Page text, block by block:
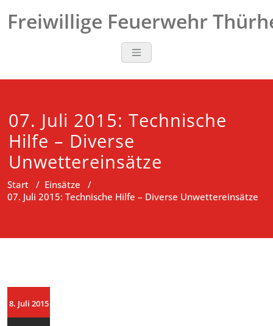
Inhalt
Freiwillige Feuerwehr
07. Juli 2015: Technische
Hilfe – Diverse
Unwettereinsätze
Start / Einsätze /
07. Juli 2015: Technische Hilfe – Diverse Unwettereinsätze
8. Juli 2015